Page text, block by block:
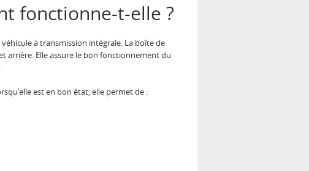
fonctionne-t-elle ?
à transmission intégrale. La boîte de
arrière. Elle assure le bon fonctionnement du
est en bon état, elle permet de :